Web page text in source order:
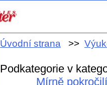
Úvodní strana >>
Podkategorie v
Mírně pokročilí